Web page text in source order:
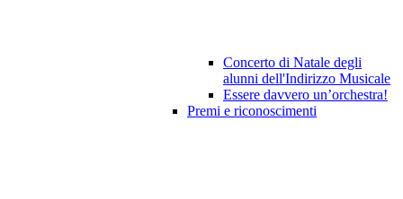
Concerto di Natale degli
alunni dell'Indirizzo Musicale
Essere davvero un’orchestra!
Premi e riconoscimenti